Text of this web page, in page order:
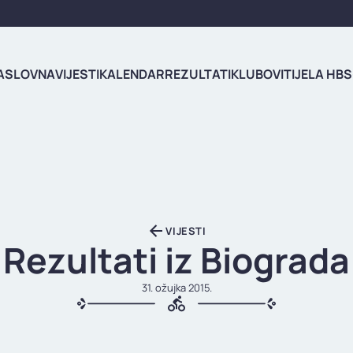
VIJESTIKALENDARREZULTATIKLUBOVITIJELA
VIJESTI
Rezultati iz Biograda
31. ožujka 2015.